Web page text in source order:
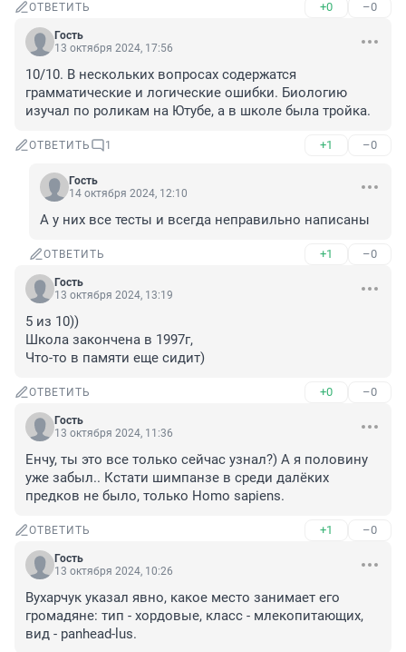
ОТВЕТИТЬ +0 –0
Гость
13 октября 2024, 17:56
10/10. В нескольких вопросах содержатся
грамматические и логические ошибки. Биологию
изучал по роликам на Ютубе, а в школе была тройка.
ОТВЕТИТЬ 1 +1 –0
Гость
14 октября 2024, 12:10
А у них все тесты и всегда неправильно написаны
ОТВЕТИТЬ +1 –0
Гость
13 октября 2024, 13:19
5 из 10))
Школа закончена в 1997г,
Что-то в памяти еще сидит)
ОТВЕТИТЬ +0 –0
Гость
13 октября 2024, 11:36
Енчу, ты это все только сейчас узнал?) А я половину
уже забыл.. Кстати шимпанзе в среди далёких
предков не было, только Homo sapiens.
ОТВЕТИТЬ +1 –0
Гость
13 октября 2024, 10:26
Вухарчук указал явно, какое место занимает его
громадяне: тип - хордовые, класс - млекопитающих,
вид - panhead-lus.